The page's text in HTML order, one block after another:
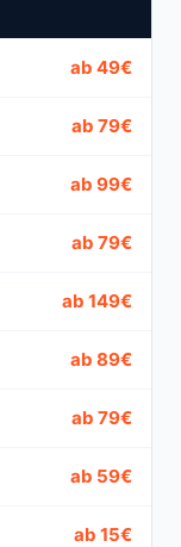
ab 49€
ab 79€
ab 99€
ab 79€
ab 149€
ab 89€
ab 79€
ab 59€
ab 15€